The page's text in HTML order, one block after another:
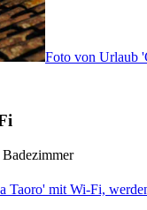
Foto von Urlaub
Badezimmer
Taoro' mit Wi-Fi,